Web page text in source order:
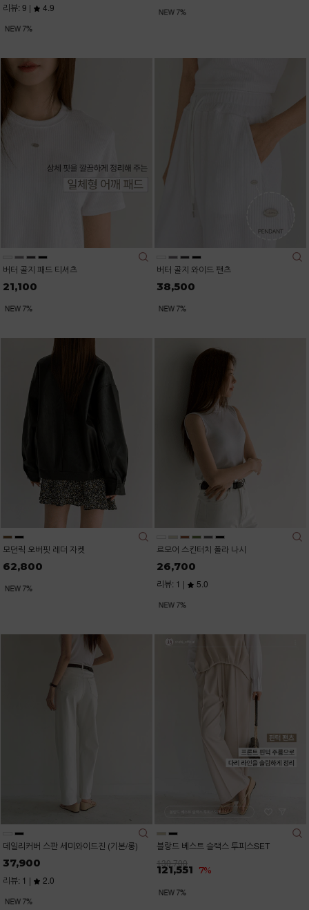
리뷰: 9 | 4.9
버터 골지 패드 티셔츠
21,100
버터 골지 와이드 팬츠
38,500
모던릭 오버핏 레더 자켓
62,800
르모어 스킨터치 폴라 나시
26,700
리뷰: 1 | 5.0
데일리커버 스판 세미와이드진 (기본/롱)
37,900
리뷰: 1 | 2.0
블랑드 베스트 슬랙스 투피스SET
130,700
121,551 7%